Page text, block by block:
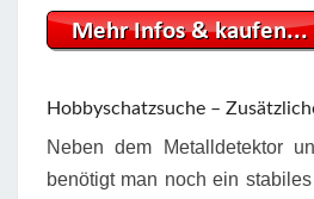
Hobbyschatzsuche –
Neben dem Metalldetektor
benötigt man noch ein